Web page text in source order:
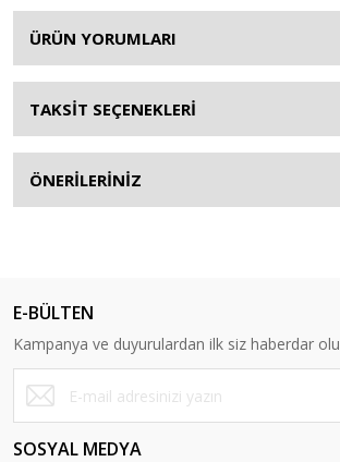
ÜRÜN YORUMLARI
TAKSİT SEÇENEKLERİ
ÖNERİLERİNİZ
E-BÜLTEN
Kampanya ve duyurulardan ilk siz haberdar
SOSYAL MEDYA